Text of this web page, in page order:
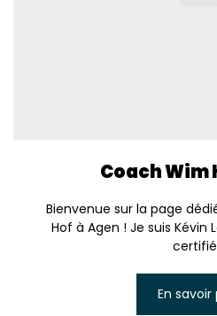
Coach Wim
Bienvenue sur la page
Hof à Agen ! Je suis Kévin
En savoir